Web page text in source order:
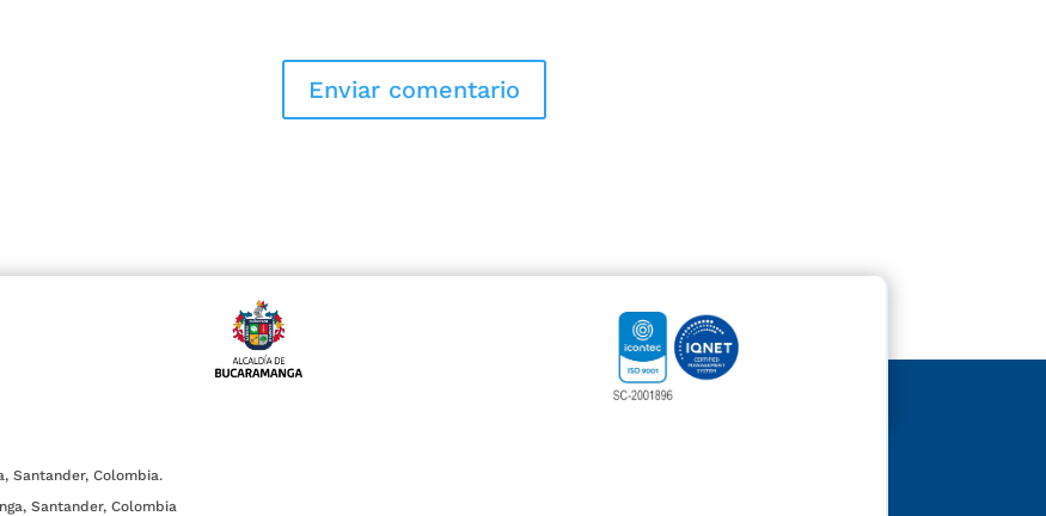
Santander, Colombia.
Santander, Colombia